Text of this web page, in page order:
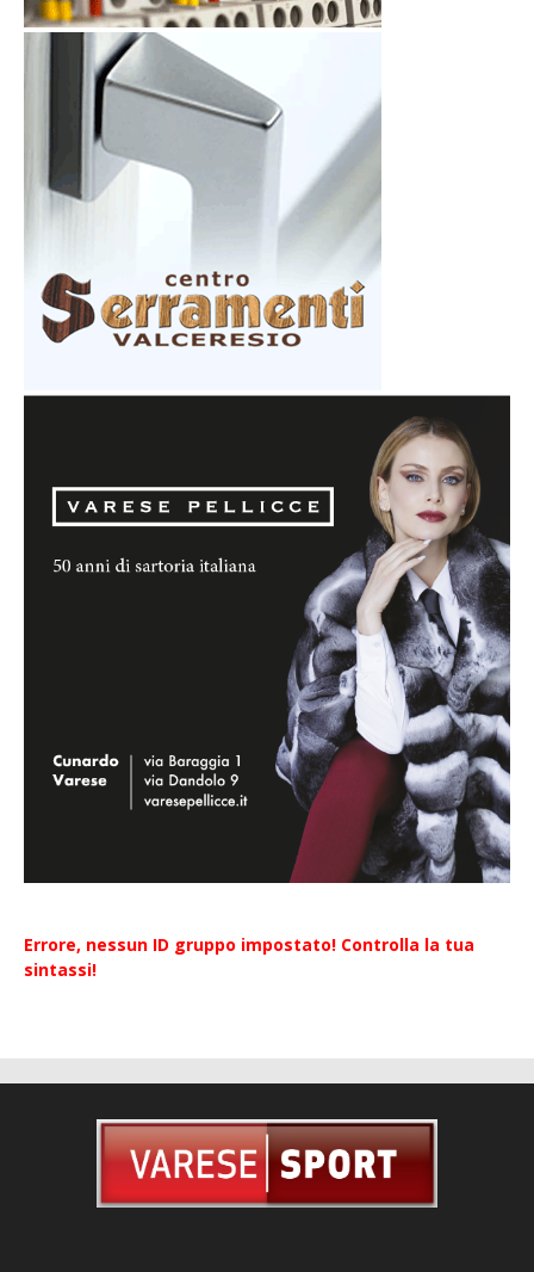
Errore, nessun ID gruppo impostato! Controlla la tua
sintassi!